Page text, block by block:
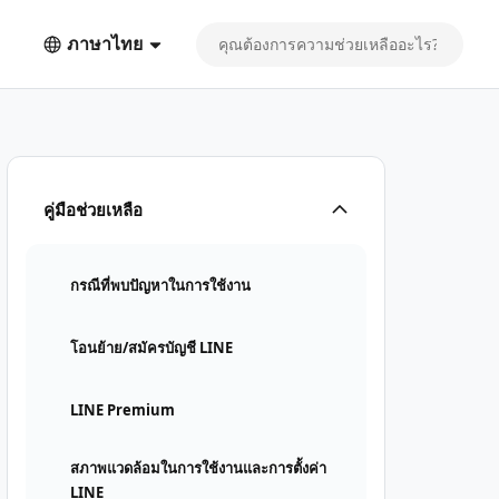
ภาษาไทย
คู่มือช่วยเหลือ
กรณีที่พบปัญหาในการใช้งาน
โอนย้าย/สมัครบัญชี LINE
LINE Premium
สภาพแวดล้อมในการใช้งานและการตั้งค่า
LINE